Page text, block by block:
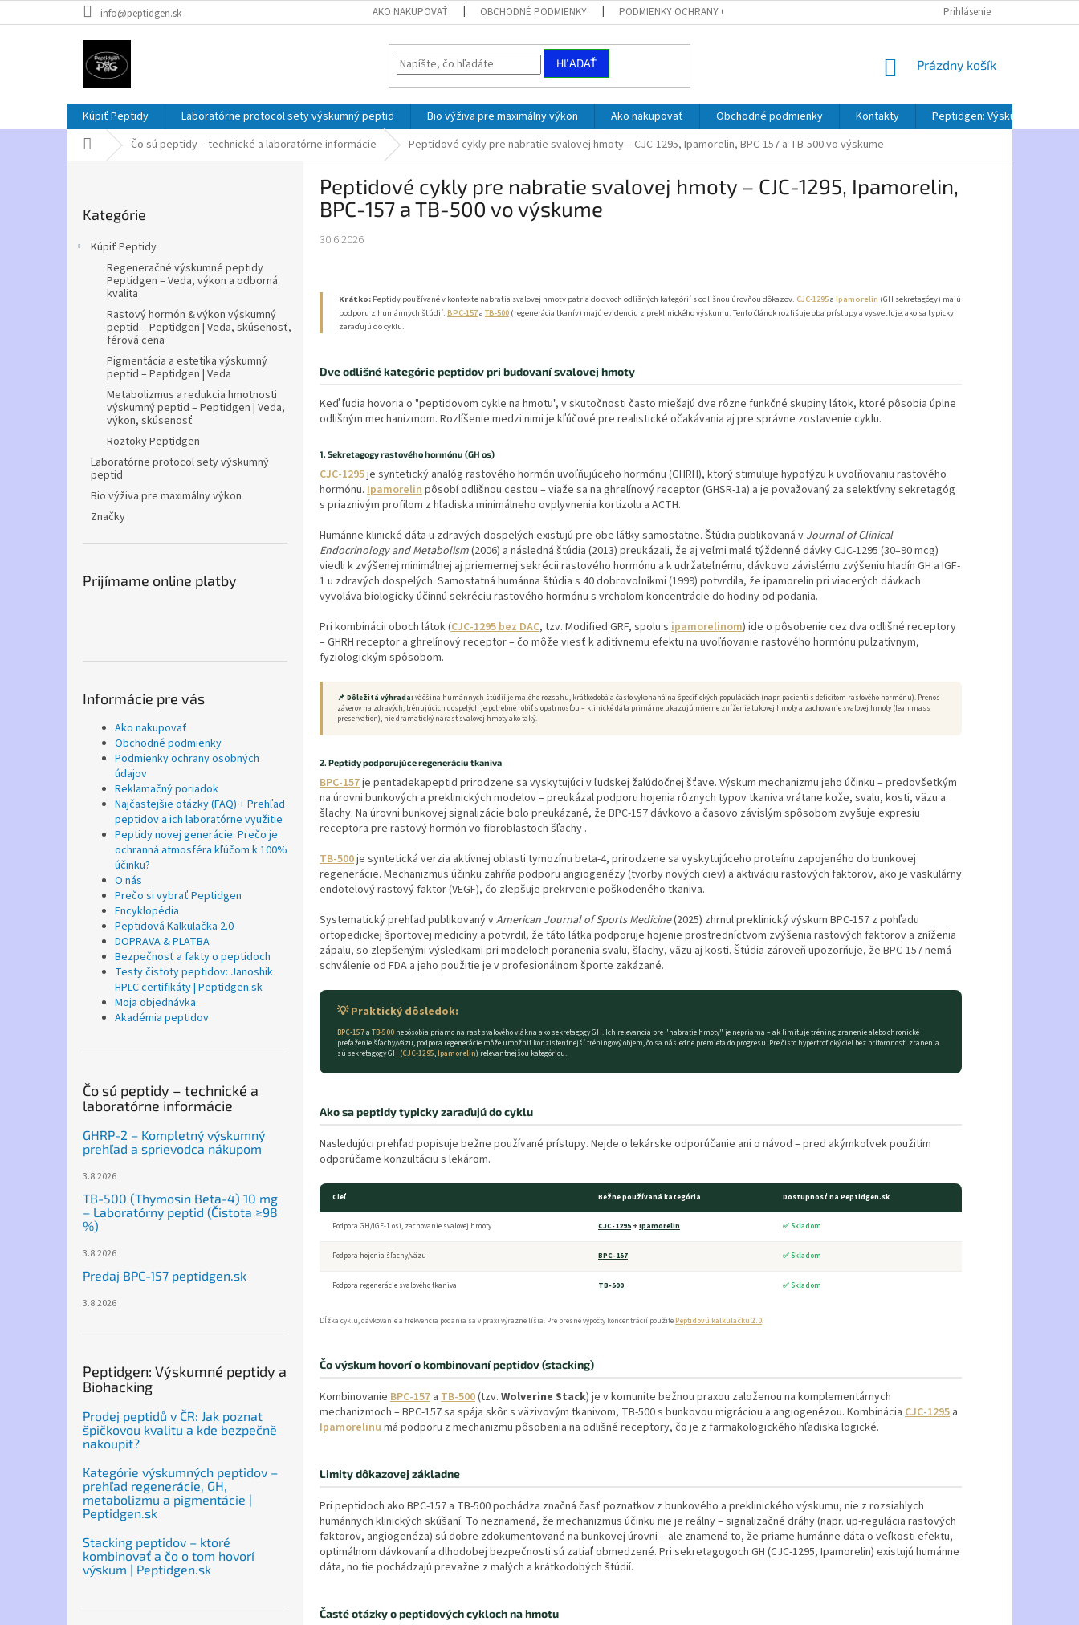
na
info@peptidgen.sk AKO NAKUPOVAŤ OBCHODNÉ PODMIENKY PODMIENKY OCHRANY OSOBNÝCH ÚDAJOV REKLAMAČNÝ PORIADOK NAJČASTEJŠIE
Prihlásenie
HĽADAŤ
NÁKUPNÝ
Prázdny košík
Kúpiť Peptidy Laboratórne protocol sety výskumný peptid Bio výživa pre maximálny výkon Ako nakupovať Obchodné podmienky Kontakty
Peptidgen: Výskumné peptidy
Domov Čo sú peptidy – technické a laboratórne informácie Peptidové cykly pre nabratie svalovej hmoty – CJC-1295, Ipamorelin, BPC-157 a TB-500 vo výskume
kategórie
Kategórie
Kúpiť Peptidy
Regeneračné výskumné peptidy
Peptidgen – Veda, výkon a odborná
kvalita
Rastový hormón & výkon výskumný
peptid – Peptidgen | Veda, skúsenosť,
férová cena
Pigmentácia a estetika výskumný
peptid – Peptidgen | Veda
Metabolizmus a redukcia hmotnosti
výskumný peptid – Peptidgen | Veda,
výkon, skúsenosť
Roztoky Peptidgen
Laboratórne protocol sety výskumný
peptid
Bio výživa pre maximálny výkon
Značky
Prijímame online platby
Informácie pre vás
Ako nakupovať
Obchodné podmienky
Podmienky ochrany osobných
údajov
Reklamačný poriadok
Najčastejšie otázky (FAQ) + Prehľad
peptidov a ich laboratórne využitie
Peptidy novej generácie: Prečo je
ochranná atmosféra kľúčom k 100%
účinku?
O nás
Prečo si vybrať Peptidgen
Encyklopédia
Peptidová Kalkulačka 2.0
DOPRAVA & PLATBA
Bezpečnosť a fakty o peptidoch
Testy čistoty peptidov: Janoshik
HPLC certifikáty | Peptidgen.sk
Moja objednávka
Akadémia peptidov
Čo sú peptidy – technické a
laboratórne informácie
GHRP-2 – Kompletný výskumný
prehľad a sprievodca nákupom
3.8.2026
TB-500 (Thymosin Beta-4) 10 mg
– Laboratórny peptid (Čistota ≥98
%)
3.8.2026
Predaj BPC-157 peptidgen.sk
3.8.2026
Peptidgen: Výskumné peptidy a
Biohacking
Prodej peptidů v ČR: Jak poznat
špičkovou kvalitu a kde bezpečně
nakoupit?
Kategórie výskumných peptidov –
prehľad regenerácie, GH,
metabolizmu a pigmentácie |
Peptidgen.sk
Stacking peptidov – ktoré
kombinovať a čo o tom hovorí
výskum | Peptidgen.sk
Peptidové cykly pre nabratie svalovej hmoty – CJC-1295, Ipamorelin,
BPC-157 a TB-500 vo výskume
30.6.2026
Krátko: Peptidy používané v kontexte nabratia svalovej hmoty patria do dvoch odlišných kategórií s odlišnou úrovňou dôkazov. CJC-1295a Ipamorelin (GH sekretagógy) majú
podporu z humánnych štúdií. BPC-157aTB-500 (regenerácia tkanív) majú evidenciu z preklinického výskumu. Tento článok rozlišuje oba prístupy a vysvetľuje, ako sa typicky
zaraďujú do cyklu.
Dve odlišné kategórie peptidov pri budovaní svalovej hmoty
Keď ľudia hovoria o "peptidovom cykle na hmotu", v skutočnosti často miešajú dve rôzne funkčné skupiny látok, ktoré pôsobia úplne
odlišným mechanizmom. Rozlíšenie medzi nimi je kľúčové pre realistické očakávania aj pre správne zostavenie cyklu.
1. Sekretagogy rastového hormónu (GH os)
CJC-1295je syntetický analóg rastového hormón uvoľňujúceho hormónu (GHRH), ktorý stimuluje hypofýzu k uvoľňovaniu rastového
hormónu. Ipamorelin pôsobí odlišnou cestou – viaže sa na ghrelínový receptor (GHSR-1a) a je považovaný za selektívny sekretagóg
s priaznivým profilom z hľadiska minimálneho ovplyvnenia kortizolu a ACTH.
Humánne klinické dáta u zdravých dospelých existujú pre obe látky samostatne. Štúdia publikovaná v Journal of Clinical
Endocrinology and Metabolism(2006) a následná štúdia (2013) preukázali, že aj veľmi malé týždenné dávky CJC-1295 (30–90 mcg)
viedli k zvýšenej minimálnej aj priemernej sekrécii rastového hormónu a k udržateľnému, dávkovo závislému zvýšeniu hladín GH a IGF-
1 u zdravých dospelých. Samostatná humánna štúdia s 40 dobrovoľníkmi (1999) potvrdila, že ipamorelin pri viacerých dávkach
vyvoláva biologicky účinnú sekréciu rastového hormónu s vrcholom koncentrácie do hodiny od podania.
Pri kombinácii oboch látok (CJC-1295 bez DAC, tzv. Modified GRF, spolu s ipamorelinom) ide o pôsobenie cez dva odlišné receptory
– GHRH receptor a ghrelínový receptor – čo môže viesť k aditívnemu efektu na uvoľňovanie rastového hormónu pulzatívnym,
fyziologickým spôsobom.
📌 Dôležitá výhrada: väčšina humánnych štúdií je malého rozsahu, krátkodobá a často vykonaná na špecifických populáciách (napr. pacienti s deficitom rastového hormónu). Prenos
záverov na zdravých, trénujúcich dospelých je potrebné robiť s opatrnosťou – klinické dáta primárne ukazujú mierne zníženie tukovej hmoty a zachovanie svalovej hmoty (lean mass
preservation), nie dramatický nárast svalovej hmoty ako taký.
2. Peptidy podporujúce regeneráciu tkaniva
BPC-157je pentadekapeptid prirodzene sa vyskytujúci v ľudskej žalúdočnej šťave. Výskum mechanizmu jeho účinku – predovšetkým
na úrovni bunkových a preklinických modelov – preukázal podporu hojenia rôznych typov tkaniva vrátane kože, svalu, kosti, väzu a
šľachy. Na úrovni bunkovej signalizácie bolo preukázané, že BPC-157 dávkovo a časovo závislým spôsobom zvyšuje expresiu
receptora pre rastový hormón vo fibroblastoch šľachy .
TB-500je syntetická verzia aktívnej oblasti tymozínu beta-4, prirodzene sa vyskytujúceho proteínu zapojeného do bunkovej
regenerácie. Mechanizmus účinku zahŕňa podporu angiogenézy (tvorby nových ciev) a aktiváciu rastových faktorov, ako je vaskulárny
endotelový rastový faktor (VEGF), čo zlepšuje prekrvenie poškodeného tkaniva.
Systematický prehľad publikovaný vAmerican Journal of Sports Medicine(2025) zhrnul preklinický výskum BPC-157 z pohľadu
ortopedickej športovej medicíny a potvrdil, že táto látka podporuje hojenie prostredníctvom zvýšenia rastových faktorov a zníženia
zápalu, so zlepšenými výsledkami pri modeloch poranenia svalu, šľachy, väzu aj kosti. Štúdia zároveň upozorňuje, že BPC-157 nemá
schválenie od FDA a jeho použitie je v profesionálnom športe zakázané.
💡 Praktický dôsledok:
BPC-157a TB-500 nepôsobia priamo na rast svalového vlákna ako sekretagogy GH. Ich relevancia pre "nabratie hmoty" je nepriama – ak limituje tréning zranenie alebo chronické
preťaženie šľachy/väzu, podpora regenerácie môže umožniť konzistentnejší tréningový objem, čo sa následne premieta do progresu. Pre čisto hypertrofický cieľ bez prítomnosti zranenia
sú sekretagogy GH (CJC-1295,Ipamorelin) relevantnejšou kategóriou.
Ako sa peptidy typicky zaraďujú do cyklu
Nasledujúci prehľad popisuje bežne používané prístupy. Nejde o lekárske odporúčanie ani o návod – pred akýmkoľvek použitím
odporúčame konzultáciu s lekárom.
Cieľ Bežne používaná kategória Dostupnosť na Peptidgen.sk
Podpora GH/IGF-1 osi, zachovanie svalovej hmoty CJC-1295 + Ipamorelin ✅ Skladom
Podpora hojenia šľachy/väzu BPC-157 ✅ Skladom
Podpora regenerácie svalového tkaniva TB-500 ✅ Skladom
Dĺžka cyklu, dávkovanie a frekvencia podania sa v praxi výrazne líšia. Pre presné výpočty koncentrácií použite Peptidovú kalkulačku 2.0.
Čo výskum hovorí o kombinovaní peptidov (stacking)
Kombinovanie BPC-157 a TB-500(tzv. Wolverine Stack) je v komunite bežnou praxou založenou na komplementárnych
mechanizmoch – BPC-157 sa spája skôr s väzivovým tkanivom, TB-500 s bunkovou migráciou a angiogenézou. Kombinácia CJC-1295 a
Ipamorelinu má podporu z mechanizmu pôsobenia na odlišné receptory, čo je z farmakologického hľadiska logické.
Limity dôkazovej základne
Pri peptidoch ako BPC-157 a TB-500 pochádza značná časť poznatkov z bunkového a preklinického výskumu, nie z rozsiahlych
humánnych klinických skúšaní. To neznamená, že mechanizmus účinku nie je reálny – signalizačné dráhy (napr. up-regulácia rastových
faktorov, angiogenéza) sú dobre zdokumentované na bunkovej úrovni – ale znamená to, že priame humánne dáta o veľkosti efektu,
optimálnom dávkovaní a dlhodobej bezpečnosti sú zatiaľ obmedzené. Pri sekretagogoch GH (CJC-1295, Ipamorelin) existujú humánne
dáta, no tie pochádzajú prevažne z malých a krátkodobých štúdií.
Časté otázky o peptidových cykloch na hmotu